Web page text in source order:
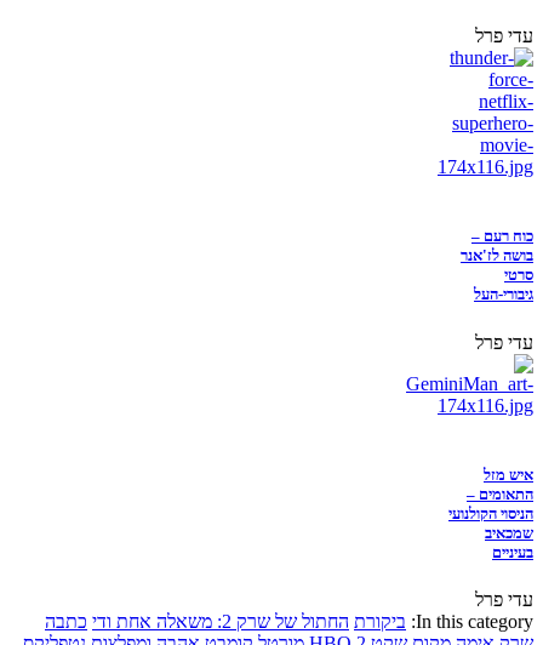
עדי פרל
כוח רעם –
בושה לז'אנר
סרטי
גיבורי-העל
עדי פרל
איש מזל
התאומים –
הניסוי הקולנועי
שמכאיב
בעיניים
עדי פרל
In this category: ביקורת החתול של שרק 2: משאלה אחת ודי
כתבה